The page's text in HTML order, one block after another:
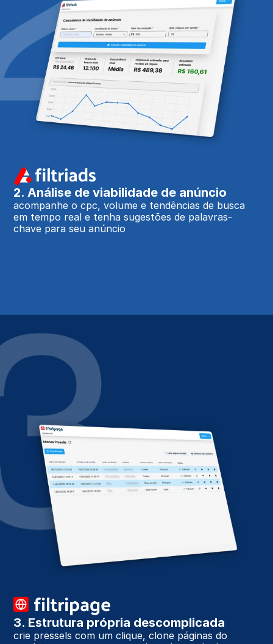
2. Análise de viabilidade de anúncio
acompanhe o cpc, volume e tendências de busca
em tempo real e tenha sugestões de palavras-
chave para seu anúncio
3. Estrutura própria descomplicada
crie pressels com um clique, clone páginas do